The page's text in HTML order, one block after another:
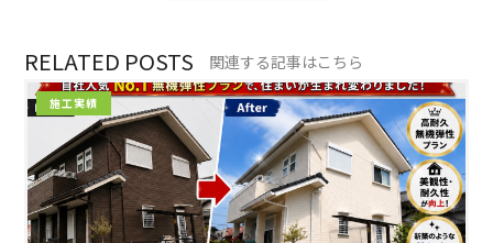
RELATED POSTS 関連する記事はこちら
施工実績